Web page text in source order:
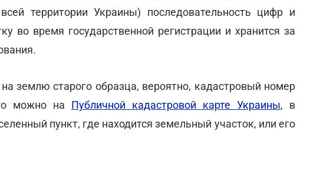
территории Украины) последовательность цифр и
во время государственной регистрации и хранится за
землю старого образца, вероятно, кадастровый номер
можно на Публичной кадастровой карте Украины, в
пункт, где находится земельный участок, или его